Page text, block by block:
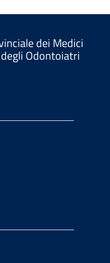
dei Medici
Odontoiatri